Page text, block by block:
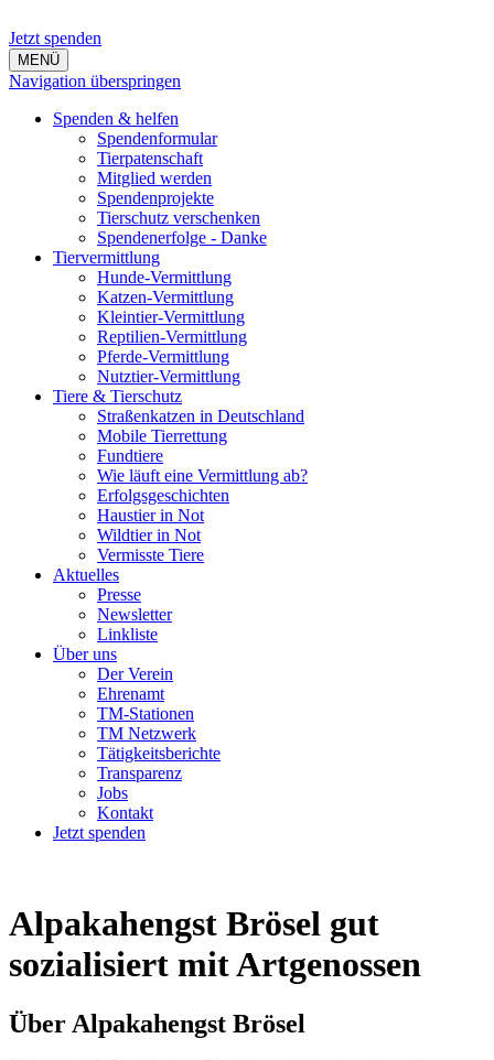
Jetzt spenden
MENÜ
Navigation überspringen
Spenden & helfen
Spendenformular
Tierpatenschaft
Mitglied werden
Spendenprojekte
Tierschutz verschenken
Spendenerfolge - Danke
Tiervermittlung
Hunde-Vermittlung
Katzen-Vermittlung
Kleintier-Vermittlung
Reptilien-Vermittlung
Pferde-Vermittlung
Nutztier-Vermittlung
Tiere & Tierschutz
Straßenkatzen in Deutschland
Mobile Tierrettung
Fundtiere
Wie läuft eine Vermittlung ab?
Erfolgsgeschichten
Haustier in Not
Wildtier in Not
Vermisste Tiere
Aktuelles
Presse
Newsletter
Linkliste
Über uns
Der Verein
Ehrenamt
TM-Stationen
TM Netzwerk
Tätigkeitsberichte
Transparenz
Jobs
Kontakt
Jetzt spenden
Alpakahengst Brösel gut
sozialisiert mit Artgenossen
Über Alpakahengst Brösel